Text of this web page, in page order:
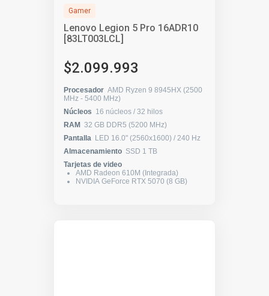
Gamer
Lenovo Legion 5 Pro 16ADR10
[83LT003LCL]
$2.099.993
Procesador AMD Ryzen 9 8945HX (2500
MHz - 5400 MHz)
Núcleos
16 núcleos / 32 hilos
RAM 32 GB DDR5 (5200 MHz)
Pantalla
LED 16.0" (2560x1600) / 240 Hz
Almacenamiento SSD 1 TB
Tarjetas de video
AMD Radeon 610M (Integrada)
NVIDIA GeForce RTX 5070 (8 GB)